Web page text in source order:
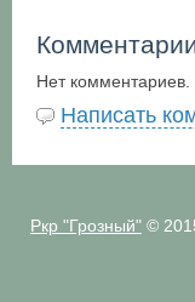
Нет
Написать
Ркр "Грозный"©